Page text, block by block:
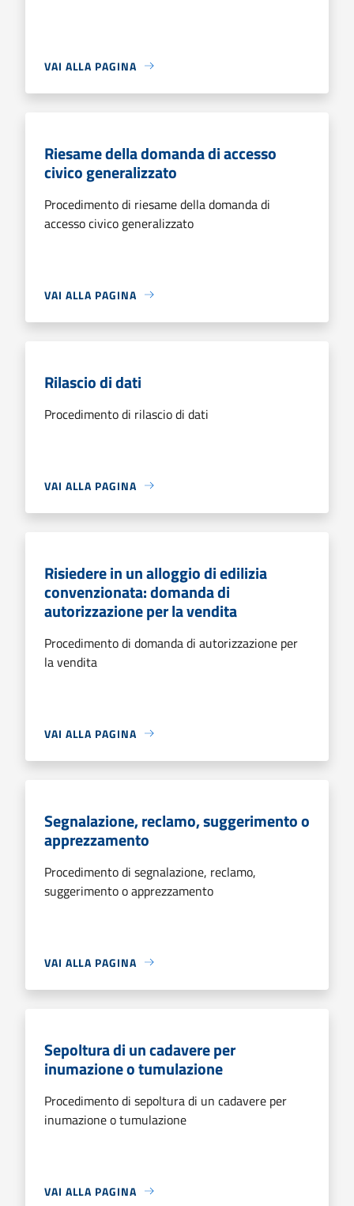
VAI ALLA PAGINA
Riesame della domanda di accesso
civico generalizzato
Procedimento di riesame della domanda di
accesso civico generalizzato
VAI ALLA PAGINA
Rilascio di dati
Procedimento di rilascio di dati
VAI ALLA PAGINA
Risiedere in un alloggio di edilizia
convenzionata: domanda di
autorizzazione per la vendita
Procedimento di domanda di autorizzazione per
la vendita
VAI ALLA PAGINA
Segnalazione, reclamo, suggerimento o
apprezzamento
Procedimento di segnalazione, reclamo,
suggerimento o apprezzamento
VAI ALLA PAGINA
Sepoltura di un cadavere per
inumazione o tumulazione
Procedimento di sepoltura di un cadavere per
inumazione o tumulazione
VAI ALLA PAGINA